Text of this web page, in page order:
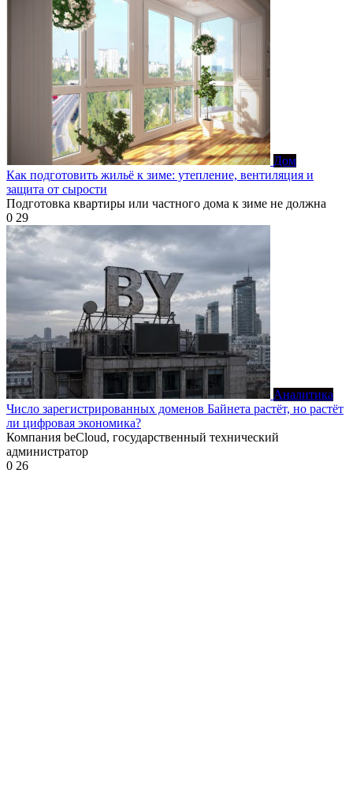
Дом
Как подготовить жильё к зиме: утепление, вентиляция и
защита от сырости
Подготовка квартиры или частного дома к зиме не должна
0 29
Аналитика
Число зарегистрированных доменов Байнета растёт, но растёт
ли цифровая экономика?
Компания beCloud, государственный технический
администратор
0 26